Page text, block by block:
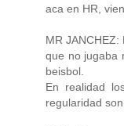
aca en HR,
MR
que no jugaba
beisbol.
En realidad
regularidad